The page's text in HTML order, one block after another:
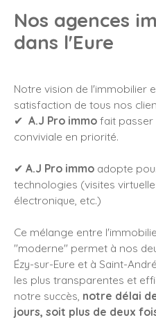
Nos agences
dans l'Eure
Notre vision de l'immobilier
satisfaction de tous nos
✔ A.J Pro immo fait passer
conviviale en priorité.
✔ A.J Pro immo adopte
technologies (visites
électronique, etc.)
Ce mélange entre
"moderne" permet à nos
Ézy-sur-Eure et à Saint-
les plus transparentes et
notre succès, notre délai
jours, soit plus de deux